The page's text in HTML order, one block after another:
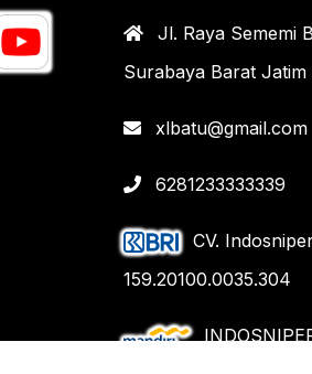
Jl. Raya Sememi
Surabaya Barat Jatim
xlbatu@gmail.com
6281233333339
CV.
159.20100.0035.304